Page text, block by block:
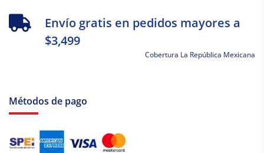
Envío gratis en pedidos mayores a
$3,499
Cobertura La República Mexicana
Métodos de pago